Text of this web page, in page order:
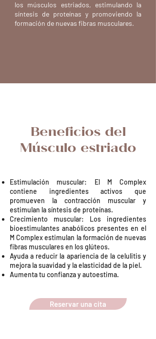
los músculos estriados, estimulando la
síntesis de proteínas y promoviendo la
formación de nuevas fibras musculares.
Beneficios del
Músculo estriado
Estimulación muscular: El M Complex
contiene ingredientes activos que
promueven la contracción muscular y
estimulan la síntesis de proteínas.
Crecimiento muscular: Los ingredientes
bioestimulantes anabólicos presentes en el
M Complex estimulan la formación de nuevas
fibras musculares en los glúteos.
Ayuda a reducir la apariencia de la celulitis y
mejora la suavidad y la elasticidad de la piel.
Aumenta tu confianza y autoestima.
Reservar una cita